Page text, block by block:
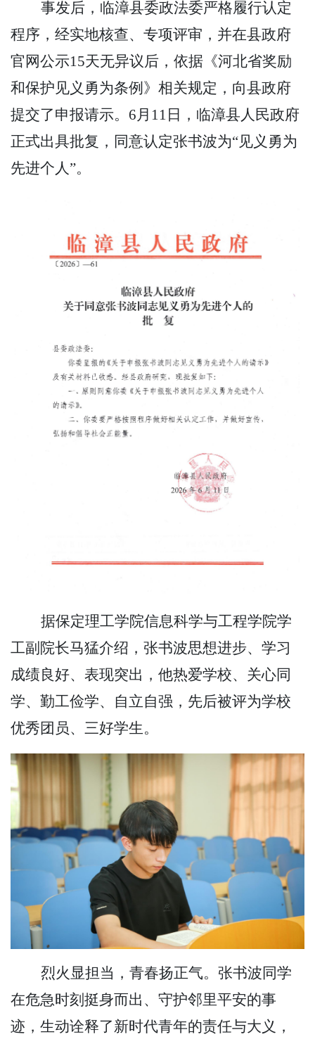
事发后，临漳县委政法委严格履行认定
程序，经实地核查、专项评审，并在县政府
官网公示15天无异议后，依据《河北省奖励
和保护见义勇为条例》相关规定，向县政府
提交了申报请示。6月11日，临漳县人民政府
正式出具批复，同意认定张书波为“见义勇为
先进个人”。
据保定理工学院信息科学与工程学院学
工副院长马猛介绍，张书波思想进步、学习
成绩良好、表现突出，他热爱学校、关心同
学、勤工俭学、自立自强，先后被评为学校
优秀团员、三好学生。
烈火显担当，青春扬正气。张书波同学
在危急时刻挺身而出、守护邻里平安的事
迹，生动诠释了新时代青年的责任与大义，